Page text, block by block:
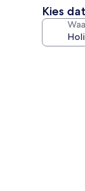
Kies